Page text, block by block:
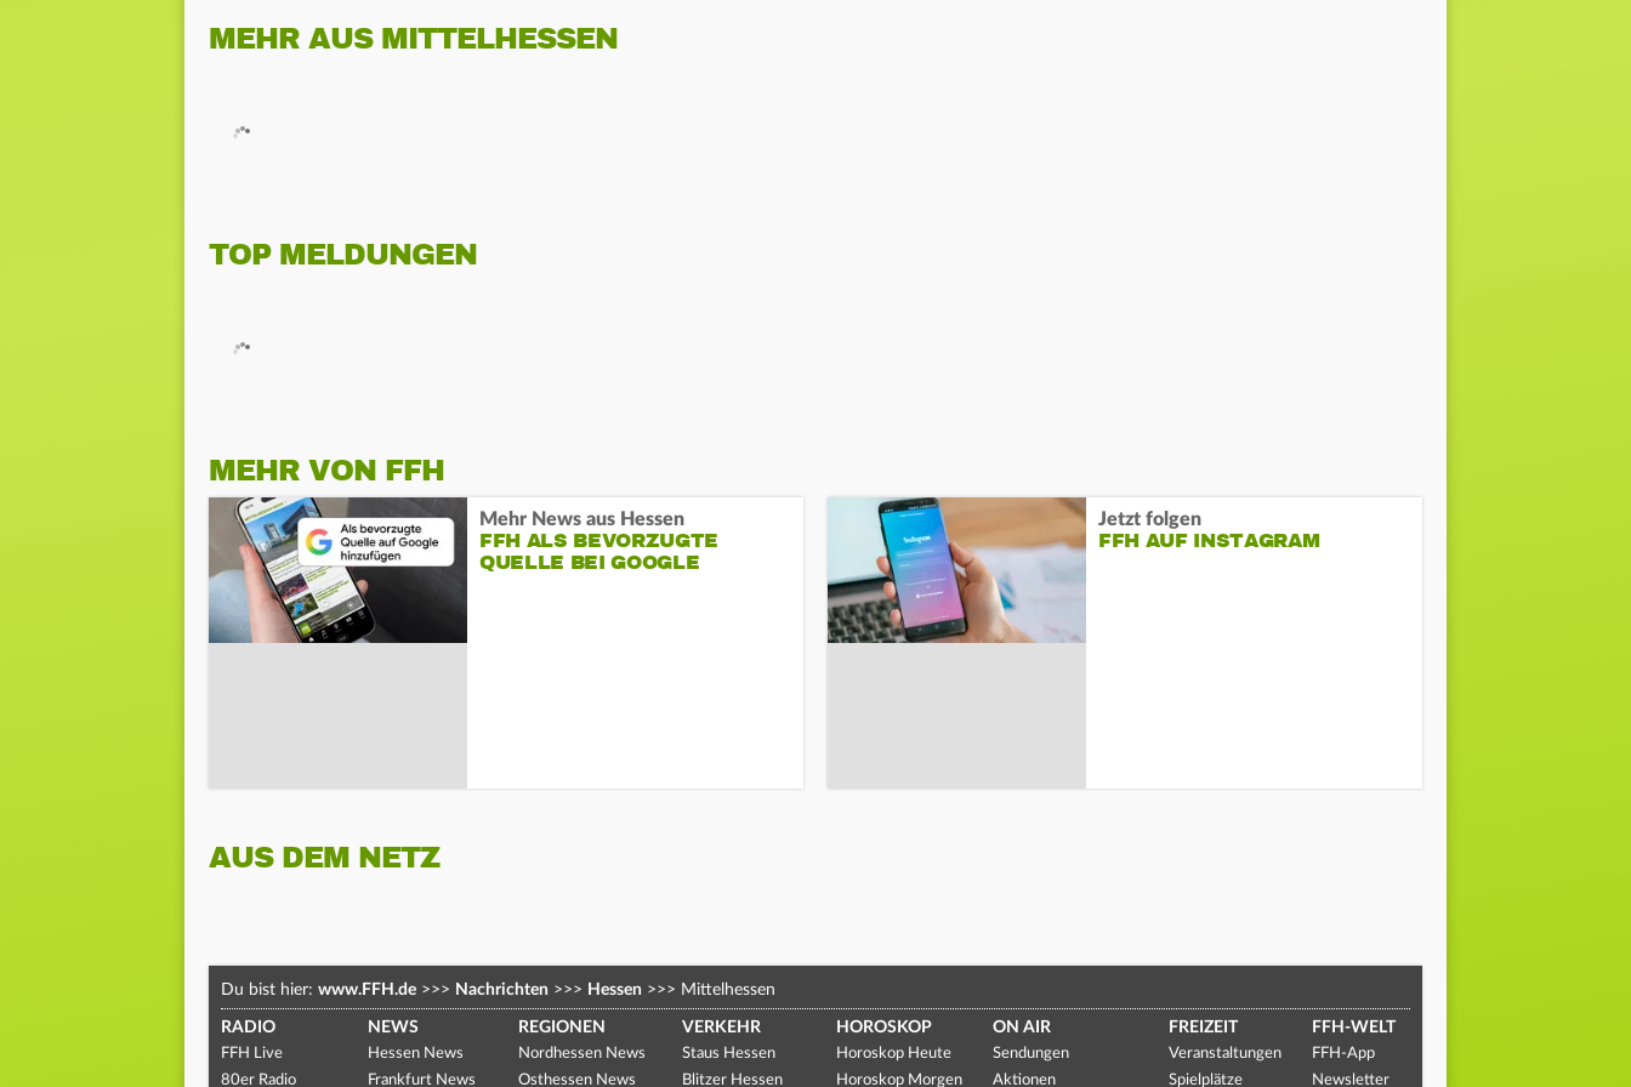
MEHR AUS MITTELHESSEN
TOP MELDUNGEN
MEHR VON FFH
Mehr News aus Hessen
FFH ALS BEVORZUGTE
QUELLE BEI GOOGLE
Jetzt folgen
FFH AUF INSTAGRAM
AUS DEM NETZ
Du bist hier: www.FFH.de >>> Nachrichten >>> Hessen >>> Mittelhessen
RADIO
FFH Live
80er Radio
NEWS
Hessen News
Frankfurt News
REGIONEN
Nordhessen News
Osthessen News
VERKEHR
Staus Hessen
Blitzer Hessen
HOROSKOP
Horoskop Heute
Horoskop Morgen
ON AIR
Sendungen
Aktionen
FREIZEIT
Veranstaltungen
Spielplätze
FFH-WELT
FFH-App
Newsletter